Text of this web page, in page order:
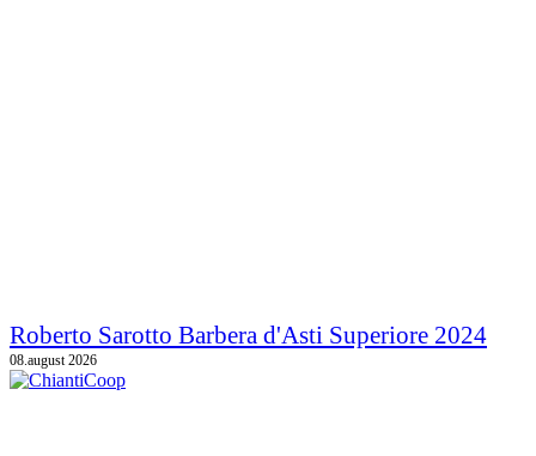
Roberto Sarotto Barbera d'Asti Superiore 2024
08.august 2026